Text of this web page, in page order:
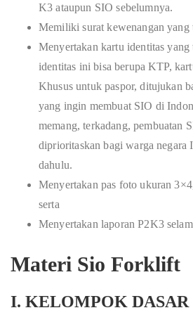
K3 ataupun SIO sebelumnya.
Memiliki surat kewenangan yang
Menyertakan kartu identitas yang
identitas ini bisa berupa KTP,
Khusus untuk paspor, ditujukan
yang ingin membuat SIO di
memang, terkadang, pembuatan
diprioritaskan bagi warga negara
dahulu.
Menyertakan pas foto ukuran
serta
Menyertakan laporan P2K3
Materi Sio Forklift
I. KELOMPOK DASAR